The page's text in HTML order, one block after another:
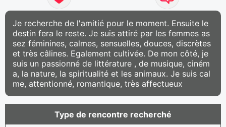
Je recherche de l'amitié pour le moment. Ensuite le
destin fera le reste. Je suis attiré par les femmes as
sez féminines, calmes, sensuelles, douces, discrètes
et très câlines. Egalement cultivée. De mon côté, je
suis un passionné de littérature , de musique, ciném
a, la nature, la spiritualité et les animaux. Je suis cal
me, attentionné, romantique, très affectueux
Type de rencontre recherché